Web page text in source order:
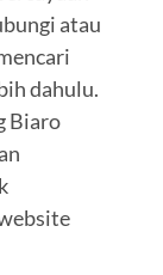
atau
dahulu.
Biaro